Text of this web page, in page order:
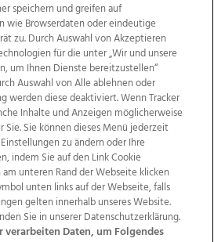
Mediadaten Kontakt
Jobs
AGB Anzeigekunden
Politische Werbung
speichern und greifen auf
wie Browserdaten oder eindeutige
zu. Durch Auswahl von Akzeptieren
für die unter „Wir und unsere
um Ihnen Dienste bereitzustellen“
Auswahl von Alle ablehnen oder
werden diese deaktiviert. Wenn Tracker
Inhalte und Anzeigen möglicherweise
Sie können dieses Menü jederzeit
zu ändern oder Ihre
indem Sie auf den Link Cookie
unteren Rand der Webseite klicken
unten links auf der Webseite, falls
gelten innerhalb unseres Website.
Sie in unserer Datenschutzerklärung.
verarbeiten Daten, um Folgendes